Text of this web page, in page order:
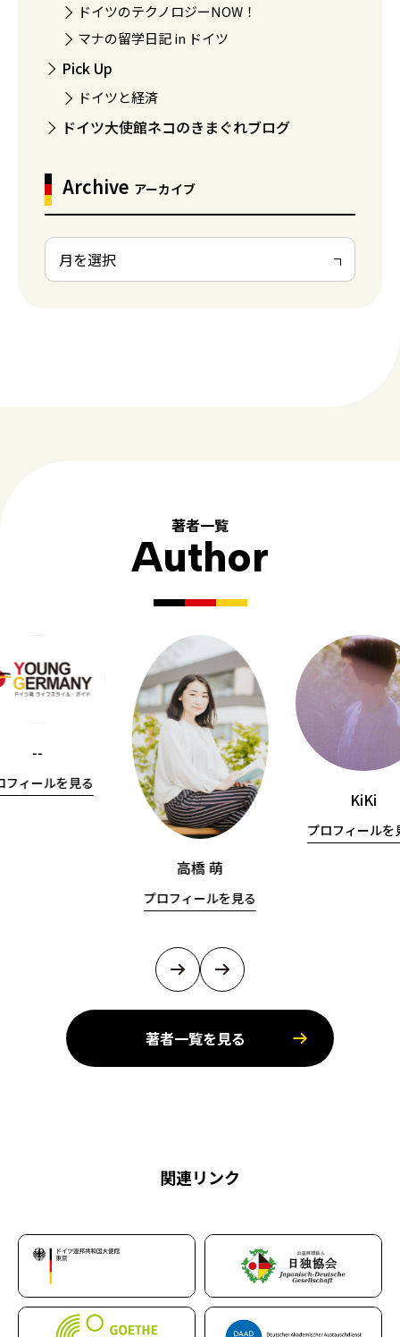
ドイツのテクノロジーNOW！
マナの留学日記 in ドイツ
Pick Up
ドイツと経済
ドイツ大使館ネコのきまぐれブログ
Archive アーカイブ
著者一覧
Author
--
フィールを見る
高橋 萌
プロフィールを見る
KiKi
プロフィールを
著者一覧を見る
関連リンク